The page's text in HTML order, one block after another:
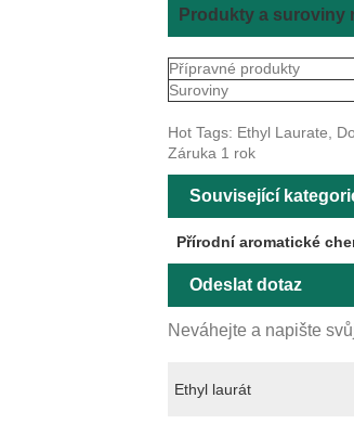
Produkty a suroviny
Přípravné produkty
Suroviny
Hot Tags: Ethyl Laurate,
Záruka 1 rok
Související
Přírodní aromatické
Odeslat dotaz
Neváhejte a napište